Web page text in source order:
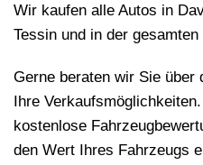
Wir kaufen alle Autos in
Tessin und in der
Gerne beraten wir Sie über
Ihre
kostenlose
den Wert Ihres Fahrzeugs